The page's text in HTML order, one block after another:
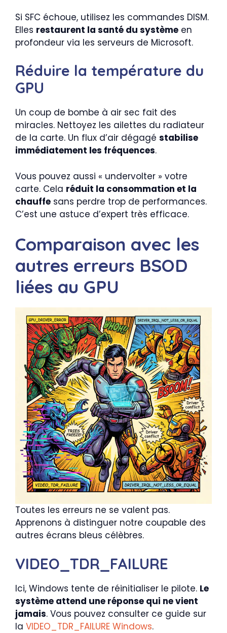
Si SFC échoue, utilisez les commandes DISM.
Elles restaurent la santé du système en
profondeur via les serveurs de Microsoft.
Réduire la température du
GPU
Un coup de bombe à air sec fait des
miracles. Nettoyez les ailettes du radiateur
de la carte. Un flux d’air dégagé stabilise
immédiatement les fréquences.
Vous pouvez aussi « undervolter » votre
carte. Cela réduit la consommation et la
chauffe sans perdre trop de performances.
C’est une astuce d’expert très efficace.
Comparaison avec les
autres erreurs BSOD
liées au GPU
Toutes les erreurs ne se valent pas.
Apprenons à distinguer notre coupable des
autres écrans bleus célèbres.
VIDEO_TDR_FAILURE
Ici, Windows tente de réinitialiser le pilote. Le
système attend une réponse qui ne vient
jamais. Vous pouvez consulter ce guide sur
la VIDEO_TDR_FAILURE Windows.